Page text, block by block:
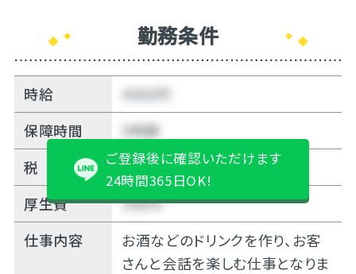
勤務条件
時給
4500円
保障時間
5時間
税
10%
厚生費
500円
仕事内容
お酒などのドリンクを作り、お客
さんと会話を楽しむ仕事となりま
ご登録後に確認いただけます
24時間365日OK!